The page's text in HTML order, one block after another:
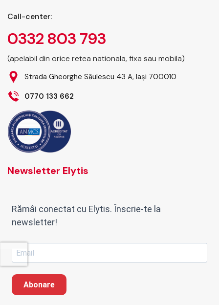
Call-center:
0332 803 793
(apelabil din orice retea nationala, fixa sau mobila)
Strada Gheorghe Săulescu 43 A, Iași 700010
0770 133 662
Newsletter Elytis
Rămâi conectat cu Elytis. Înscrie-te la
newsletter!
Abonare